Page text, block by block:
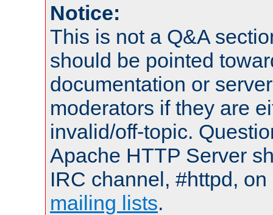
Notice:
This is not a Q&A
should be pointed
documentation or
moderators if they are
invalid/off-topic.
Apache HTTP Server
IRC channel, #httpd,
mailing lists.